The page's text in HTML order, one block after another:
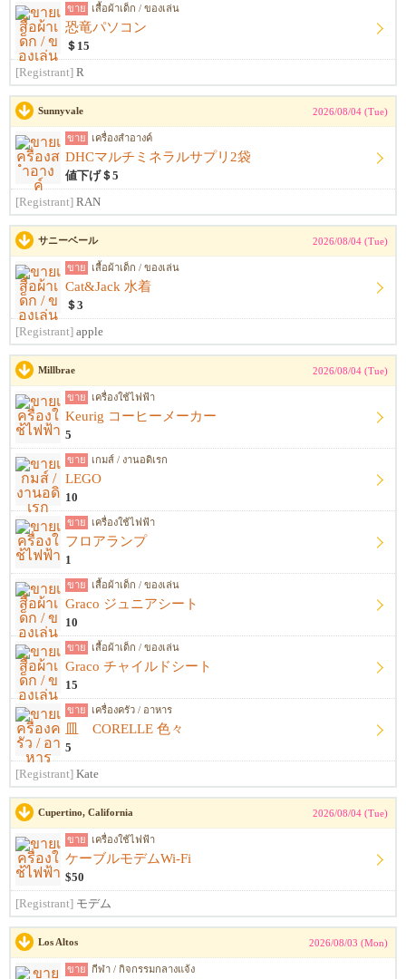
ขาย เสื้อผ้าเด็ก / ของเล่น
恐竜パソコン
＄15
[Registrant] R
Sunnyvale 2026/08/04 (Tue)
ขาย เครื่องสำอางค์
DHCマルチミネラルサプリ2袋
値下げ＄5
[Registrant] RAN
サニーベール 2026/08/04 (Tue)
ขาย เสื้อผ้าเด็ก / ของเล่น
Cat&Jack 水着
＄3
[Registrant] apple
Millbrae 2026/08/04 (Tue)
ขาย เครื่องใช้ไฟฟ้า
Keurig コーヒーメーカー
5
ขาย เกมส์ / งานอดิเรก
LEGO
10
ขาย เครื่องใช้ไฟฟ้า
フロアランプ
1
ขาย เสื้อผ้าเด็ก / ของเล่น
Graco ジュニアシート
10
ขาย เสื้อผ้าเด็ก / ของเล่น
Graco チャイルドシート
15
ขาย เครื่องครัว / อาหาร
皿 CORELLE 色々
5
[Registrant] Kate
Cupertino, California 2026/08/04 (Tue)
ขาย เครื่องใช้ไฟฟ้า
ケーブルモデムWi-Fi
$50
[Registrant] モデム
Los Altos 2026/08/03 (Mon)
ขาย กีฬา / กิจกรรมกลางแจ้ง